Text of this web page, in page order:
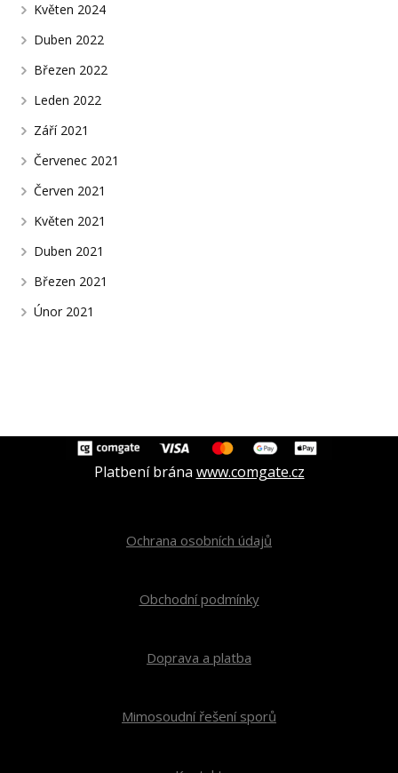
Květen 2024
Duben 2022
Březen 2022
Leden 2022
Září 2021
Červenec 2021
Červen 2021
Květen 2021
Duben 2021
Březen 2021
Únor 2021
Platbení brána www.comgate.cz
Ochrana osobních údajů
Obchodní podmínky
Doprava a platba
Mimosoudní řešení sporů